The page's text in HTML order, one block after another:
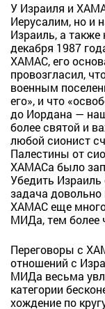
У Израиля и
Иерусалим, но и
Израиль, а также
декабря 1987
ХАМАС, его
провозгласил,
военным
его», и что
до Иордана —
более святой и
любой сионист
Палестины от
ХАМАСа было
Убедить
задача
ХАМАС еще много
МИДа, тем более
Переговоры с
отношений с
МИДа весьма
категории
хождение по